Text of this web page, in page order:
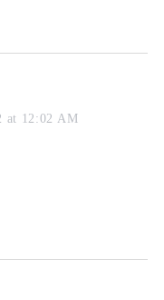
at 12:02 AM